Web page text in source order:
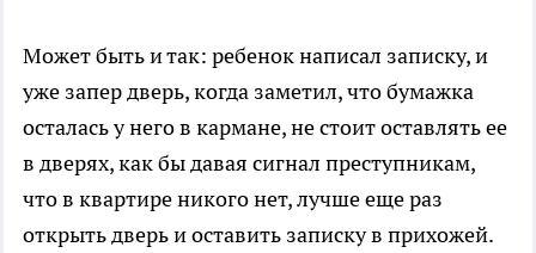
Может быть и так: ребенок написал записку, и
уже запер дверь, когда заметил, что бумажка
осталась у него в кармане, не стоит оставлять ее
в дверях, как бы давая сигнал преступникам,
что в квартире никого нет, лучше еще раз
открыть дверь и оставить записку в прихожей.